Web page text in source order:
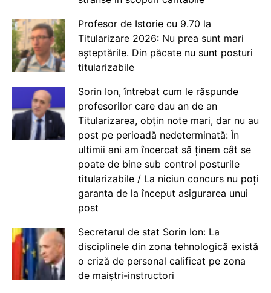
Profesor de Istorie cu 9.70 la
Titularizare 2026: Nu prea sunt mari
așteptările. Din păcate nu sunt posturi
titularizabile
Sorin Ion, întrebat cum le răspunde
profesorilor care dau an de an
Titularizarea, obțin note mari, dar nu au
post pe perioadă nedeterminată: În
ultimii ani am încercat să ținem cât se
poate de bine sub control posturile
titularizabile / La niciun concurs nu poți
garanta de la început asigurarea unui
post
Secretarul de stat Sorin Ion: La
disciplinele din zona tehnologică există
o criză de personal calificat pe zona
de maiștri-instructori